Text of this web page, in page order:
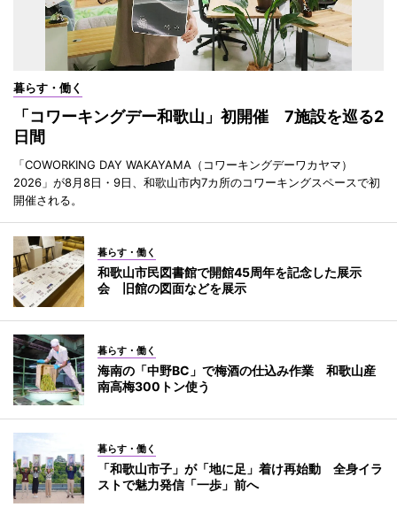
暮らす・働く
「コワーキングデー和歌山」初開催 7施設を巡る2
日間
「COWORKING DAY WAKAYAMA（コワーキングデーワカヤマ）
2026」が8月8日・9日、和歌山市内7カ所のコワーキングスペースで初
開催される。
暮らす・働く
和歌山市民図書館で開館45周年を記念した展示
会 旧館の図面などを展示
暮らす・働く
海南の「中野BC」で梅酒の仕込み作業 和歌山産
南高梅300トン使う
暮らす・働く
「和歌山市子」が「地に足」着け再始動 全身イラ
ストで魅力発信「一歩」前へ